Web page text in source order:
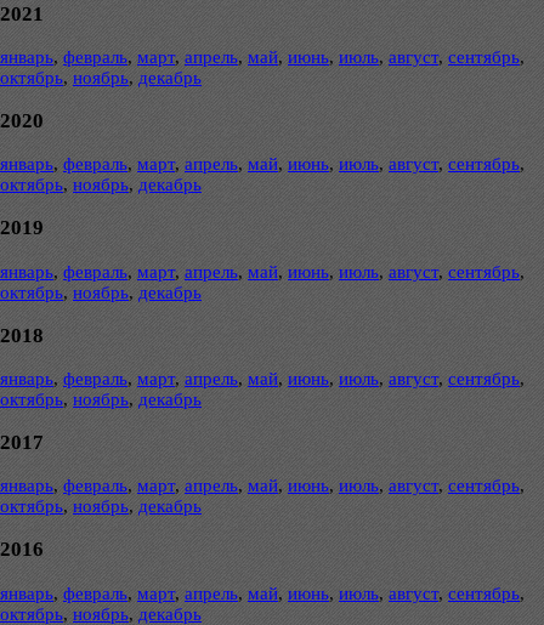
2021
январь, февраль, март, апрель, май, июнь, июль, август, сентябрь,
октябрь, ноябрь, декабрь
2020
январь, февраль, март, апрель, май, июнь, июль, август, сентябрь,
октябрь, ноябрь, декабрь
2019
январь, февраль, март, апрель, май, июнь, июль, август, сентябрь,
октябрь, ноябрь, декабрь
2018
январь, февраль, март, апрель, май, июнь, июль, август, сентябрь,
октябрь, ноябрь, декабрь
2017
январь, февраль, март, апрель, май, июнь, июль, август, сентябрь,
октябрь, ноябрь, декабрь
2016
январь, февраль, март, апрель, май, июнь, июль, август, сентябрь,
октябрь, ноябрь, декабрь